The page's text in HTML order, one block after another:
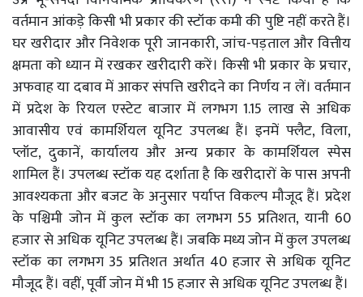
वर्तमान आंकड़े किसी भी प्रकार की स्टॉक कमी की पुष्टि नहीं करते हैं।
घर खरीदार और निवेशक पूरी जानकारी, जांच-पड़ताल और वित्तीय
क्षमता को ध्यान में रखकर खरीदारी करें। किसी भी प्रकार के प्रचार,
अफवाह या दबाव में आकर संपत्ति खरीदने का निर्णय न लें। वर्तमान
में प्रदेश के रियल एस्टेट बाजार में लगभग 1.15 लाख से अधिक
आवासीय एवं कामर्शियल यूनिट उपलब्ध हैं। इनमें फ्लैट, विला,
प्लॉट, दुकानें, कार्यालय और अन्य प्रकार के कामर्शियल स्पेस
शामिल हैं। उपलब्ध स्टॉक यह दर्शाता है कि खरीदारों के पास अपनी
आवश्यकता और बजट के अनुसार पर्याप्त विकल्प मौजूद हैं। प्रदेश
के पश्चिमी जोन में कुल स्टॉक का लगभग 55 प्रतिशत, यानी 60
हजार से अधिक यूनिट उपलब्ध हैं। जबकि मध्य जोन में कुल उपलब्ध
स्टॉक का लगभग 35 प्रतिशत अर्थात 40 हजार से अधिक यूनिट
मौजूद हैं। वहीं, पूर्वी जोन में भी 15 हजार से अधिक यूनिट उपलब्ध हैं।